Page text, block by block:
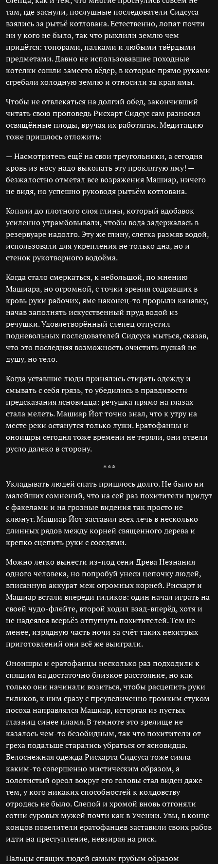
там, где заснули, послушные последователи Сидсуса
взялись за рытьё котлована. Естественно, лопат почти
ни у кого не было, так что рыхлили землю чем
придётся: топорами, палками и любыми твёрдыми
предметами. Давно не использовавшие походные
котелки сошли заместо вёдер, в которые прямо руками
сгребали холодную землю и относили за края ямы.
Чтобы не отвлекаться на долгий обед, закончивший
читать свою проповедь Рисхарт Сидсус сам разносил
освящённые плоды, вручая их работягам. Медитацию
тоже пришлось отложить:
— Насмотритесь ещё на свои треугольники, а сегодня
кровь из носу надо выкопать эту проклятую яму! —
безжалостно отметал все возражения Машиар, ничего
не видя, но успешно руководя рытьём котлована.
Копали до плотного слоя глины, который вдобавок
усиленно утрамбовывали, чтобы вода задержалась в
резервуаре надолго. Эту же глину, слегка размяв водой,
использовали для укрепления не только дна, но и
стенок рукотворного водоёма.
Когда стало смеркаться, к небольшой, по мнению
Машиара, но огромной, с точки зрения содравших в
кровь руки рабочих, яме наконец-то прорыли канавку,
начав заполнять искусственный пруд водой из
речушки. Удовлетворённый слепец отпустил
подневольных последователей Сидсуса мыться, сказав,
что это последняя возможность очистить пускай не
душу, но тело.
Когда уставшие люди принялись стирать одежду и
смывать с себя грязь, то убедились в правдивости
предсказания ясновидца: речушка прямо на глазах
стала мелеть. Машиар Йот точно знал, что к утру на
месте реки останутся только лужи. Ератофанцы и
оноишры сегодня тоже времени не теряли, они отвели
русло далеко в сторону.
* * *
Укладывать людей спать пришлось долго. Не было ни
малейших сомнений, что на сей раз похитители придут
с факелами и на грозные видения так просто не
клюнут. Машиар Йот заставил всех лечь в несколько
длинных рядов между корней священного дерева и
крепко сцепить руки с соседями.
Можно легко вынести из-под сени Древа Незнания
одного человека, но попробуй унеси цепочку людей,
вписанную аккурат меж огромных корней. Рисхарт и
Машиар встали впереди гиликов: один начал играть на
своей чудо-флейте, второй ходил взад-вперёд, хотя и
не надеялся всерьёз отпугнуть похитителей. Тем не
менее, изрядную часть ночи за счёт таких нехитрых
приготовлений они всё же выиграли.
Оноишры и ератофанцы несколько раз подходили к
спящим на достаточно близкое расстояние, но как
только они начинали возиться, чтобы расцепить руки
гиликов, к ним сразу с преувеличенно громким стуком
посоха направлялся Машиар, исторгая из пустых
глазниц синее пламя. В темноте это зрелище не
казалось чем-то безобидным, так что похитители от
греха подальше старались убраться от ясновидца.
Белоснежная одежда Рисхарта Сидсуса тоже сияла
каким-то совершенно мистическим образом, а
золотистый ореол вокруг его головы стал виден даже
тем, у кого никаких способностей к колдовству
отродясь не было. Слепой и хромой вновь отгоняли
сотни суровых мужей почти как в Учении. Увы, в конце
концов повелители ератофанцев заставили своих рабов
идти на преступление, невзирая на риск.
Пальцы спящих людей самым грубым образом